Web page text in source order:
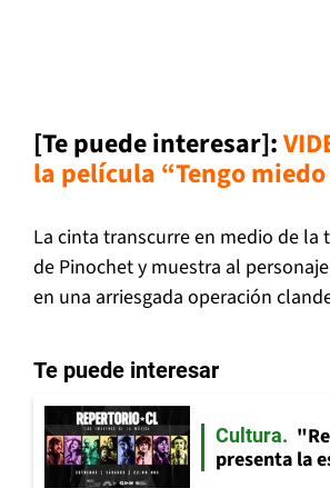
[Te puede interesar]:
la película “Tengo
La cinta transcurre en medio de
de Pinochet y muestra al
en una arriesgada operación
Te puede interesar
Cultura
presenta la